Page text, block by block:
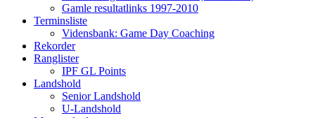
Gamle resultatlinks 1997-2010
Terminsliste
Vidensbank: Game Day Coaching
Rekorder
Ranglister
IPF GL Points
Landshold
Senior Landshold
U-Landshold